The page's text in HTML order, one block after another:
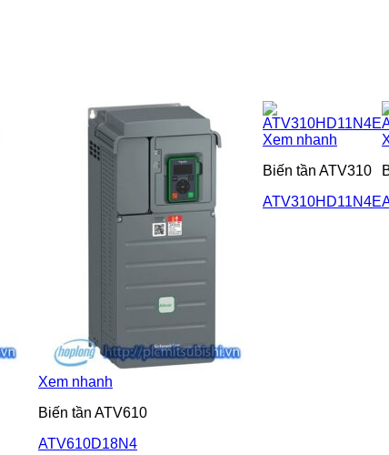
Xem nhanh
Biến tần ATV610
ATV610D18N4
Xem nhanh
Biến tần ATV310
ATV310HD11N4E